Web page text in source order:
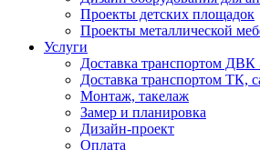
Проекты детских площадок
Проекты металлической
Услуги
Доставка транспортом ДВК
Доставка транспортом ТК,
Монтаж, такелаж
Замер и планировка
Дизайн-проект
Оплата